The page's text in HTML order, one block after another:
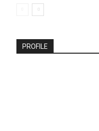
PROFILE